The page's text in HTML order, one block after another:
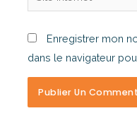
Enregistrer mon
dans le navigateur